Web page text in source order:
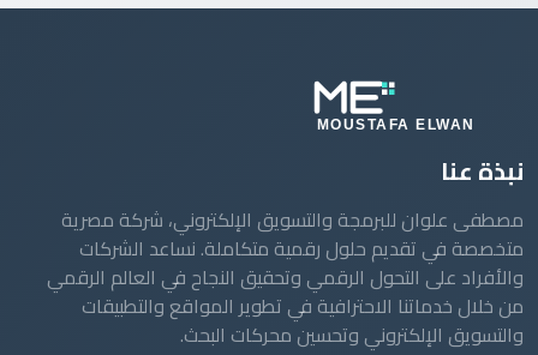
نبذة عنا
مصطفى علوان للبرمجة والتسويق الإلكتروني، شركة مصرية
متخصصة في تقديم حلول رقمية متكاملة. نساعد الشركات
والأفراد على التحول الرقمي وتحقيق النجاح في العالم الرقمي
من خلال خدماتنا الاحترافية في تطوير المواقع والتطبيقات
والتسويق الإلكتروني وتحسين محركات البحث.